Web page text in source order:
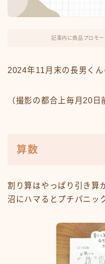
記事内に商品プロモ
2024年11月末の長男く
（撮影の都合上毎月20日
算数
割り算はやっぱり引き算
沼にハマるとプチパニッ